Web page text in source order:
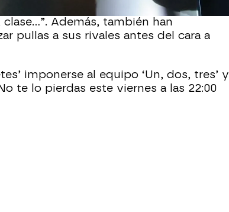
son sus puntos fuertes: “simpatía,
Además, también han
pullas a sus rivales antes del cara a
imponerse al equipo ‘Un, dos, tres’ y
te lo pierdas este viernes a las 22:00